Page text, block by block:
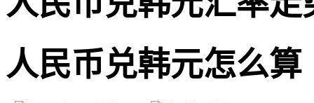
人民币兑韩元怎么算